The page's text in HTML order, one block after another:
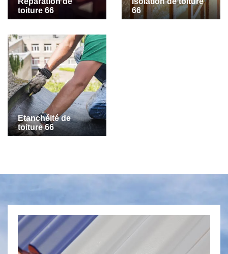
toiture 66
66
Etanchéité de
toiture 66